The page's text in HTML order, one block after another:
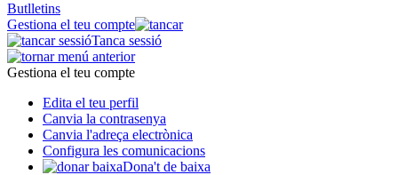
Butlletins
Gestiona el teu compte
Tanca sessió
Gestiona el teu compte
Edita el teu perfil
Canvia la contrasenya
Canvia l'adreça electrònica
Configura les comunicacions
Dona't de baixa